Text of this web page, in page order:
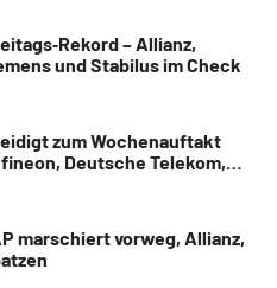
– Allianz,
und Stabilus im Check
zum Wochenauftakt
Deutsche Telekom,
marschiert vorweg, Allianz,